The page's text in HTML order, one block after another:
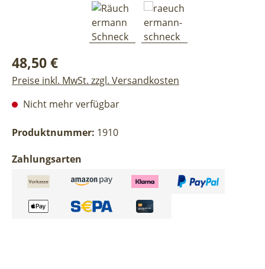
Regulärer Preis:
48,50 €
Preise inkl. MwSt. zzgl. Versandkosten
Nicht mehr verfügbar
Produktnummer: 1910
Zahlungsarten